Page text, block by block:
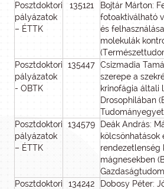
Posztdoktori
pályázatok
– ÉTTK
135121
Bojtár Márton:
fotoaktiválható
és
molekulák
Posztdoktori
pályázatok
- OBTK
135447 Csizmadia
szerepe a
krinofágia általi
Drosophilában
Posztdoktori
pályázatok
– ÉTTK
134579
Deák András:
kölcsönhatások
rendezetlenség
mágnesekben
Posztdoktori
134242
Dobosy Péter: